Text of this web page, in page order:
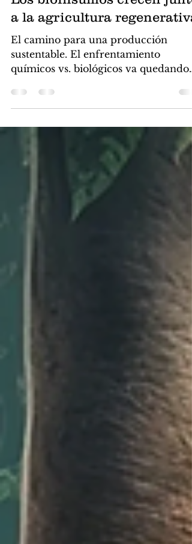
16 oct 2024 5 min de lectura
Los bioinsumos crecen junto
a la agricultura regenerativa
El camino para una producción
sustentable. El enfrentamiento